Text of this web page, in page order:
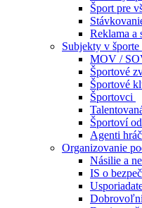
Šport pre
Reklama a
Subjekty v športe
MOV /
Športové
Športové
Športovci
Športoví
Agenti
Organizovanie
Násilie a
IS o